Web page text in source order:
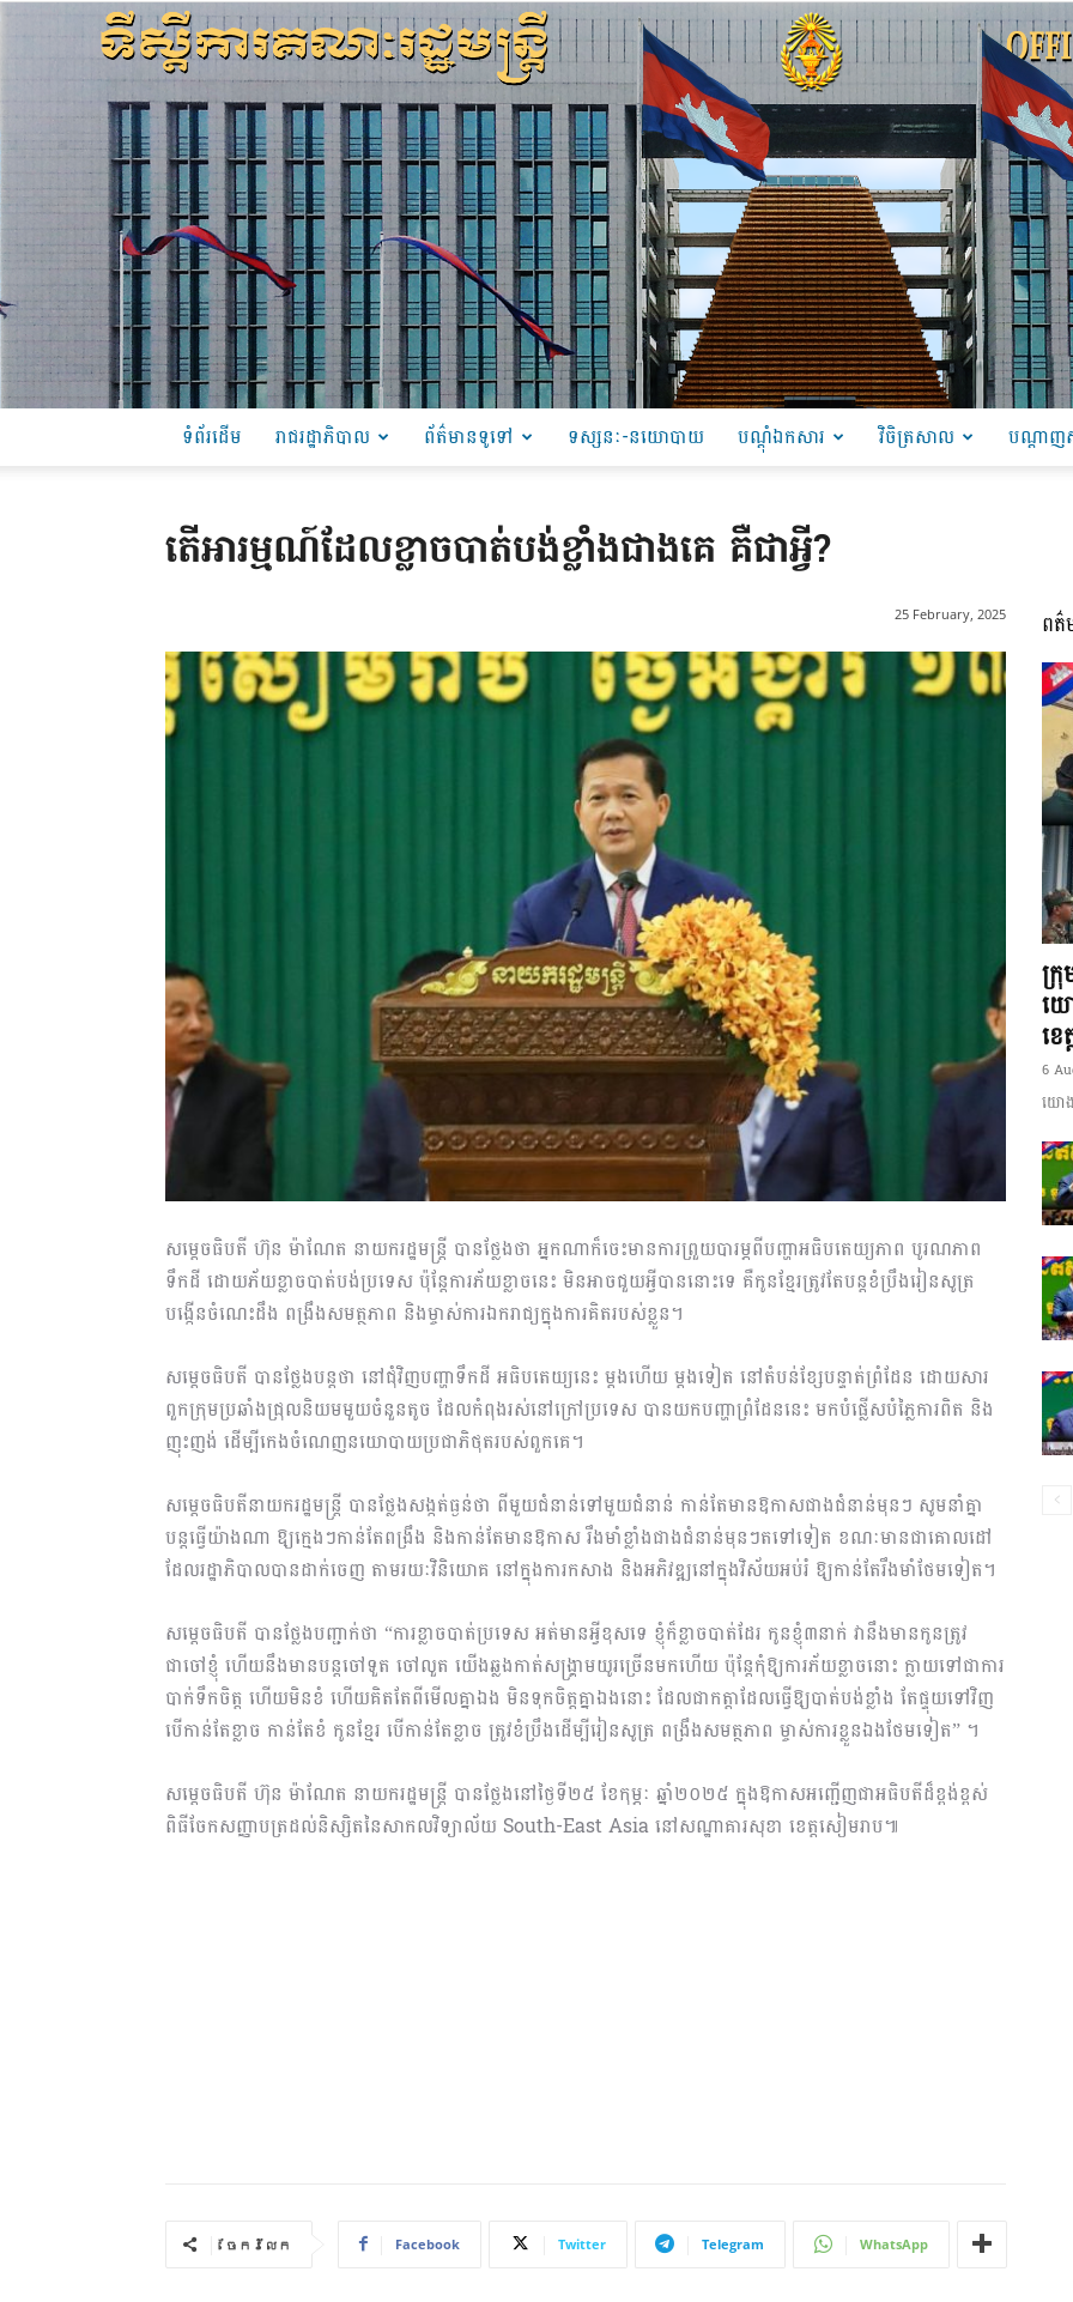
ភាព​
ព័ត៌មាន​
និង
ប្រតិកម្ម
រហ័ស
ទំព័រដើម រាជរដ្ឋាភិបាល ព័ត៌មានទូទៅ ទស្សនៈ-នយោបាយ បណ្ដុំឯកសារ វិចិត្រសាល បណ្តាញ
តើអារម្មណ៍ដែលខ្លាចបាត់បង់ខ្លាំងជាងគេ គឺជាអ្វី?
25 February, 2025
សម្តេចធិបតី ហ៊ុន ម៉ាណែត នាយករដ្ឋមន្ត្រី បានថ្លែងថា អ្នកណាក៏ចេះមានការព្រួយបារម្ភពីបញ្ហាអធិបតេយ្យភាព បូរណភាព
ទឹកដី ដោយភ័យខ្លាចបាត់បង់ប្រទេស ប៉ុន្តែការភ័យខ្លាចនេះ មិនអាចជួយអ្វីបាននោះទេ គឺកូនខ្មែរត្រូវតែបន្តខំប្រឹងរៀនសូត្រ
បង្កើនចំណេះដឹង ពង្រឹងសមត្ថភាព និងម្ចាស់ការឯករាជ្យក្នុងការគិតរបស់ខ្លួន។
សម្តេចធិបតី បានថ្លែងបន្តថា នៅជុំវិញបញ្ហាទឹកដី អធិបតេយ្យនេះ ម្តងហើយ ម្តងទៀត នៅតំបន់ខ្សែបន្ទាត់ព្រំដែន ដោយសារ
ពួកក្រុមប្រឆាំងជ្រុលនិយមមួយចំនួនតូច ដែលកំពុងរស់នៅក្រៅប្រទេស បានយកបញ្ហាព្រំដែននេះ មកបំផ្លើសបំភ្លៃការពិត និង
ញុះញង់ ដើម្បីកេងចំណេញនយោបាយប្រជាភិថុតរបស់ពួកគេ។
សម្តេចធិបតីនាយករដ្ឋមន្ត្រី បានថ្លែងសង្កត់ធ្ងន់ថា ពីមួយជំនាន់ទៅមួយជំនាន់ កាន់តែមានឱកាសជាងជំនាន់មុនៗ សូមនាំគ្នា
បន្តធ្វើយ៉ាងណា ឱ្យក្មេងៗកាន់តែពង្រឹង និងកាន់តែមានឱកាស រឹងមាំខ្លាំងជាងជំនាន់មុនៗតទៅទៀត ខណៈមានជាគោលដៅ
ដែលរដ្ឋាភិបាលបានដាក់ចេញ តាមរយៈវិនិយោគ នៅក្នុងការកសាង និងអភិវឌ្ឍនៅក្នុងវិស័យអប់រំ ឱ្យកាន់តែរឹងមាំថែមទៀត។
សម្តេចធិបតី បានថ្លែងបញ្ជាក់ថា “ការខ្លាចបាត់ប្រទេស អត់មានអ្វីខុសទេ ខ្ញុំក៏ខ្លាចបាត់ដែរ កូនខ្ញុំ៣នាក់ វានឹងមានកូនត្រូវ
ជាចៅខ្ញុំ ហើយនឹងមានបន្តចៅទួត ចៅលួត យើងឆ្លងកាត់សង្គ្រាមយូរច្រើនមកហើយ ប៉ុន្តែកុំឱ្យការភ័យខ្លាចនោះ ក្លាយទៅជាការ
បាក់ទឹកចិត្ត ហើយមិនខំ ហើយគិតតែពីមើលគ្នាឯង មិនទុកចិត្តគ្នាឯងនោះ ដែលជាកត្តាដែលធ្វើឱ្យបាត់បង់ខ្លាំង តែផ្ទុយទៅវិញ
បើកាន់តែខ្លាច កាន់តែខំ កូនខ្មែរ បើកាន់តែខ្លាច ត្រូវខំប្រឹងដើម្បីរៀនសូត្រ ពង្រឹងសមត្ថភាព ម្ចាស់ការខ្លួនឯងថែមទៀត” ។
សម្តេចធិបតី ហ៊ុន ម៉ាណែត នាយករដ្ឋមន្ត្រី បានថ្លែងនៅថ្ងៃទី២៥ ខែកុម្ភៈ ឆ្នាំ២០២៥ ក្នុងឱកាសអញ្ជើញជាអធិបតីដ៏ខ្ពង់ខ្ពស់
ពិធីចែកសញ្ញាបត្រដល់និស្សិតនៃសាកលវិទ្យាល័យ South-East Asia នៅសណ្ឋាគារសុខា ខេត្តសៀមរាប៕
ចែករំលែក Facebook Twitter Telegram WhatsApp
ពត៌
ក្
យ
ខេ
6
យោង